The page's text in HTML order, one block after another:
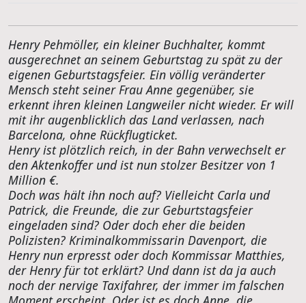
Henry Pehmöller, ein kleiner Buchhalter, kommt
ausgerechnet an seinem Geburtstag zu spät zu der
eigenen Geburtstagsfeier. Ein völlig veränderter
Mensch steht seiner Frau Anne gegenüber, sie
erkennt ihren kleinen Langweiler nicht wieder. Er will
mit ihr augenblicklich das Land verlassen, nach
Barcelona, ohne Rückflugticket.
Henry ist plötzlich reich, in der Bahn verwechselt er
den Aktenkoffer und ist nun stolzer Besitzer von 1
Million €.
Doch was hält ihn noch auf? Vielleicht Carla und
Patrick, die Freunde, die zur Geburtstagsfeier
eingeladen sind? Oder doch eher die beiden
Polizisten? Kriminalkommissarin Davenport, die
Henry nun erpresst oder doch Kommissar Matthies,
der Henry für tot erklärt? Und dann ist da ja auch
noch der nervige Taxifahrer, der immer im falschen